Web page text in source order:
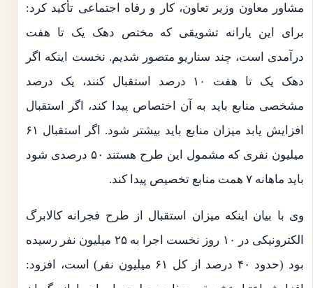
مشاور معاون وزیر تعاون، کار و رفاه اجتماعی تأکید کرد:
برای این یارانه تشویقی که مختص دهک یک تا هفت
درآمدی است، چند سناریو متصور شدیم. نخست اینکه اگر
دهک یک تا هفت ۱۰ درصد استقبال کنند، یک درصد
مشخصی منابع باید به آن اختصاص پیدا کند، اگر استقبال
افزایش یابد میزان منابع باید بیشتر شود. اگر استقبال ۶۱
میلیون نفری که مشمول این طرح هستند ۵۰ درصدی شود
باید ماهانه ۷ همت منابع تخصیص پیدا کند.
وی با بیان اینکه میزان استقبال از طرح فجرانه کالابرگ
الکترونیکی در ۱۰ روز نخست اجرا به ۲۵ میلیون نفر رسیده
بود (حدود ۴۰ درصد از کل ۶۱ میلیون نفر) است، افزود: